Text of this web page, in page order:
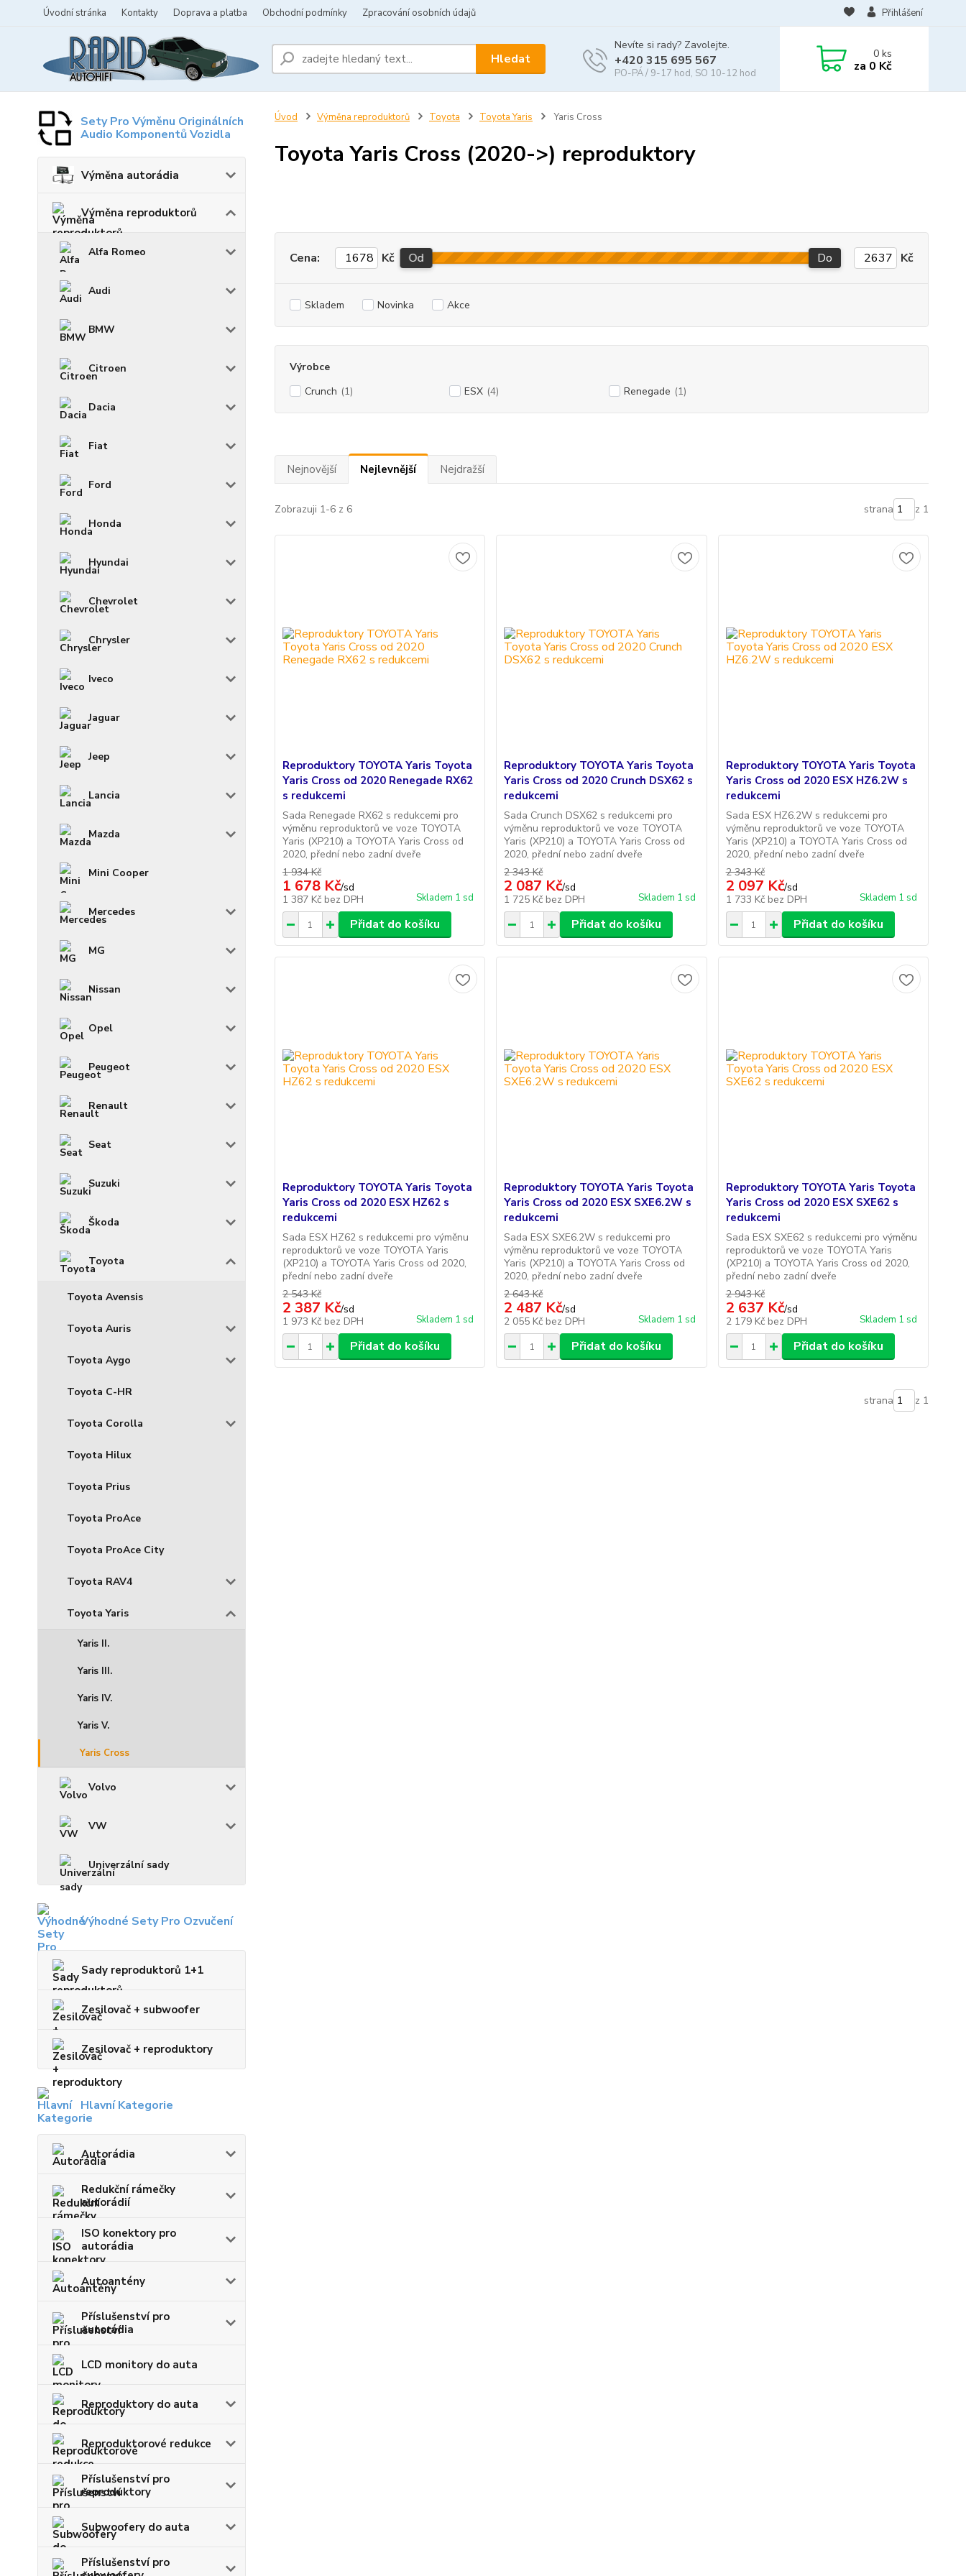
Úvodní stránka Kontakty Doprava a platba Obchodní podmínky Zpracování osobních údajů Přihlášení
Hledat
Nevíte si rady? Zavolejte.
+420 315 695 567
PO-PÁ / 9-17 hod, SO 10-12 hod
0ks
za 0 Kč
Sety Pro Výměnu Originálních
Audio Komponentů Vozidla
Výměna autorádia
Výměna reproduktorů
Alfa Romeo
Audi
BMW
Citroen
Dacia
Fiat
Ford
Honda
Hyundai
Chevrolet
Chrysler
Iveco
Jaguar
Jeep
Lancia
Mazda
Mini Cooper
Mercedes
MG
Nissan
Opel
Peugeot
Renault
Seat
Suzuki
Škoda
Toyota
Toyota Avensis
Toyota Auris
Toyota Aygo
Toyota C-HR
Toyota Corolla
Toyota Hilux
Toyota Prius
Toyota ProAce
Toyota ProAce City
Toyota RAV4
Toyota Yaris
Yaris II.
Yaris III.
Yaris IV.
Yaris V.
Yaris Cross
Volvo
VW
Univerzální sady
Výhodné Sety Pro Ozvučení
Sady reproduktorů 1+1
Zesilovač + subwoofer
Zesilovač + reproduktory
Hlavní Kategorie
Autorádia
Redukční rámečky
autorádií
ISO konektory pro
autorádia
Autoantény
Příslušenství pro
autorádia
LCD monitory do auta
Reproduktory do auta
Reproduktorové redukce
Příslušenství pro
reproduktory
Subwoofery do auta
Příslušenství pro
Úvod Výměna reproduktorů Toyota Toyota Yaris Yaris Cross
Toyota Yaris Cross (2020->) reproduktory
Cena: Kč Od Do Kč
Skladem Novinka Akce
Výrobce
Crunch (1) ESX (4) Renegade (1)
Nejnovější Nejlevnější Nejdražší
Zobrazuji 1-6 z 6 strana z 1
Reproduktory TOYOTA Yaris Toyota
Yaris Cross od 2020 Renegade RX62
s redukcemi
Sada Renegade RX62 s redukcemi pro
výměnu reproduktorů ve voze TOYOTA
Yaris (XP210) a TOYOTA Yaris Cross od
2020, přední nebo zadní dveře
1 934 Kč
1 678 Kč/sd
1 387 Kč bez DPH Skladem 1 sd
Přidat do košíku
Reproduktory TOYOTA Yaris Toyota
Yaris Cross od 2020 Crunch DSX62 s
redukcemi
Sada Crunch DSX62 s redukcemi pro
výměnu reproduktorů ve voze TOYOTA
Yaris (XP210) a TOYOTA Yaris Cross od
2020, přední nebo zadní dveře
2 343 Kč
2 087 Kč/sd
1 725 Kč bez DPH Skladem 1 sd
Přidat do košíku
Reproduktory TOYOTA Yaris Toyota
Yaris Cross od 2020 ESX HZ6.2W s
redukcemi
Sada ESX HZ6.2W s redukcemi pro
výměnu reproduktorů ve voze TOYOTA
Yaris (XP210) a TOYOTA Yaris Cross od
2020, přední nebo zadní dveře
2 343 Kč
2 097 Kč/sd
1 733 Kč bez DPH Skladem 1 sd
Přidat do košíku
Reproduktory TOYOTA Yaris Toyota
Yaris Cross od 2020 ESX HZ62 s
redukcemi
Sada ESX HZ62 s redukcemi pro výměnu
reproduktorů ve voze TOYOTA Yaris
(XP210) a TOYOTA Yaris Cross od 2020,
přední nebo zadní dveře
2 543 Kč
2 387 Kč/sd
1 973 Kč bez DPH Skladem 1 sd
Přidat do košíku
Reproduktory TOYOTA Yaris Toyota
Yaris Cross od 2020 ESX SXE6.2W s
redukcemi
Sada ESX SXE6.2W s redukcemi pro
výměnu reproduktorů ve voze TOYOTA
Yaris (XP210) a TOYOTA Yaris Cross od
2020, přední nebo zadní dveře
2 643 Kč
2 487 Kč/sd
2 055 Kč bez DPH Skladem 1 sd
Přidat do košíku
Reproduktory TOYOTA Yaris Toyota
Yaris Cross od 2020 ESX SXE62 s
redukcemi
Sada ESX SXE62 s redukcemi pro výměnu
reproduktorů ve voze TOYOTA Yaris
(XP210) a TOYOTA Yaris Cross od 2020,
přední nebo zadní dveře
2 943 Kč
2 637 Kč/sd
2 179 Kč bez DPH Skladem 1 sd
Přidat do košíku
strana z 1